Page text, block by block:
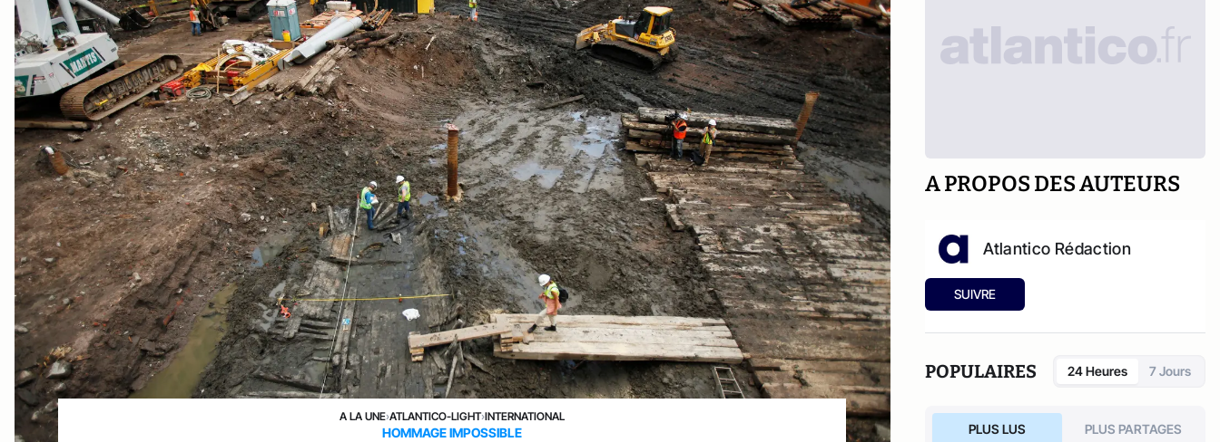
A LA UNE›ATLANTICO-LIGHT›INTERNATIONAL
HOMMAGE IMPOSSIBLE
A PROPOS DES AUTEURS
Atlantico Rédaction
SUIVRE
POPULAIRES 24 Heures 7 Jours
PLUS LUS PLUS PARTAGES